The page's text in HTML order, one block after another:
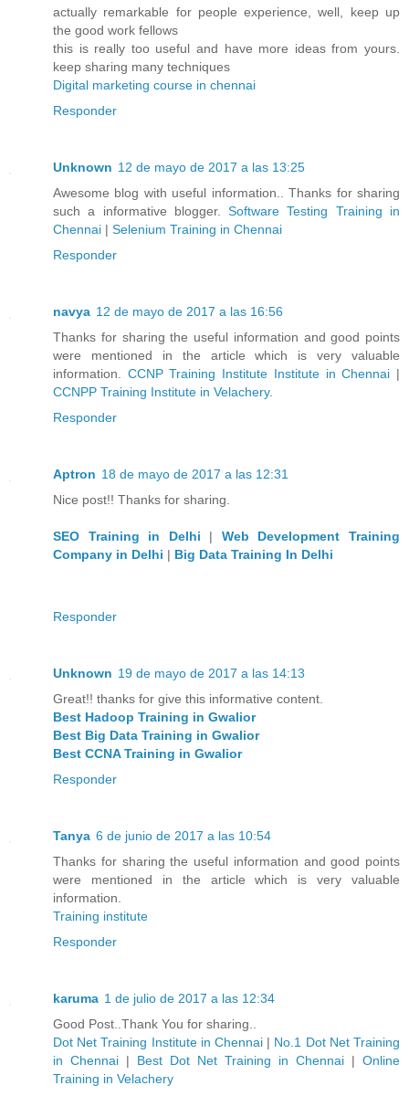
actually remarkable for people experience, well, keep up
the good work fellows
this is really too useful and have more ideas from yours.
keep sharing many techniques
Digital marketing course in chennai
Responder
Unknown 12 de mayo de 2017 a las 13:25
Awesome blog with useful information.. Thanks for sharing
such a informative blogger.Software Testing Training in
Chennai | Selenium Training in Chennai
Responder
navya 12 de mayo de 2017 a las 16:56
Thanks for sharing the useful information and good points
were mentioned in the article which is very valuable
information. CCNP Training Institute Institute in Chennai |
CCNPP Training Institute in Velachery.
Responder
Aptron 18 de mayo de 2017 a las 12:31
Nice post!! Thanks for sharing.
SEO Training in Delhi | Web Development Training
Company in Delhi | Big Data Training In Delhi
Responder
Unknown 19 de mayo de 2017 a las 14:13
Great!! thanks for give this informative content.
Best Hadoop Training in Gwalior
Best Big Data Training in Gwalior
Best CCNA Training in Gwalior
Responder
Tanya 6 de junio de 2017 a las 10:54
Thanks for sharing the useful information and good points
were mentioned in the article which is very valuable
information.
Training institute
Responder
karuma 1 de julio de 2017 a las 12:34
Good Post..Thank You for sharing..
Dot Net Training Institute in Chennai | No.1 Dot Net Training
in Chennai | Best Dot Net Training in Chennai | Online
Training in Velachery